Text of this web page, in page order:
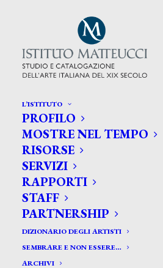
L’ISTITUTO
PROFILO
MOSTRE NEL TEMPO
RISORSE
SERVIZI
RAPPORTI
STAFF
PARTNERSHIP
DIZIONARIO DEGLI ARTISTI
SEMBRARE E NON ESSERE…
ARCHIVI
CERCA TRA GLI ARTISTI:
Search
for: